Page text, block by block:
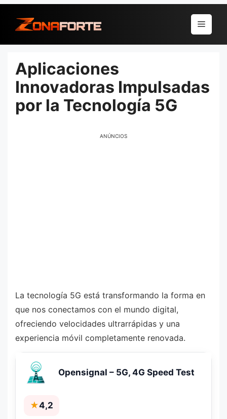
para
conteúdo
Menu
Aplicaciones
Innovadoras Impulsadas
por la Tecnología 5G
ANÚNCIOS
La tecnología 5G está transformando la forma en
que nos conectamos con el mundo digital,
ofreciendo velocidades ultrarrápidas y una
experiencia móvil completamente renovada.
Opensignal – 5G, 4G Speed Test
★4,2